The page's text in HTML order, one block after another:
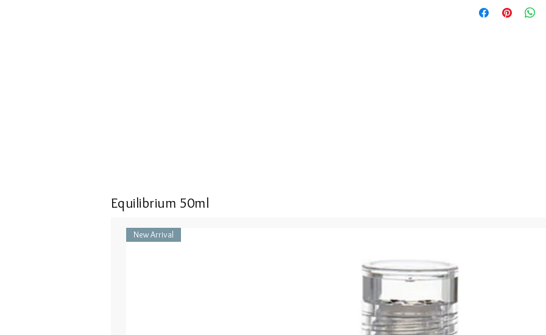
Equilibrium 50ml
New Arrival